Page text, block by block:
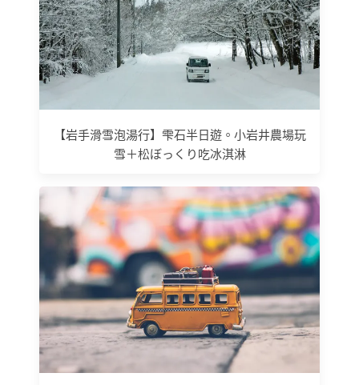
【岩手滑雪泡湯行】雫石半日遊。小岩井農場玩
雪＋松ぼっくり吃冰淇淋